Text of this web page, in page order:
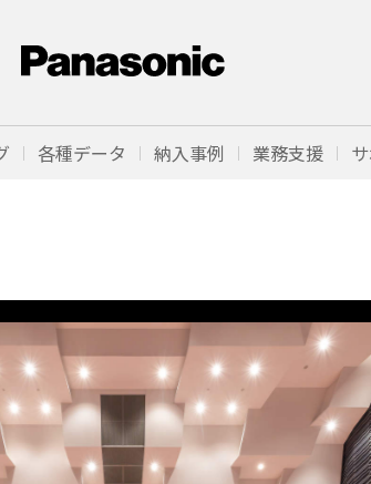
各種データ 納入事例 業務支援